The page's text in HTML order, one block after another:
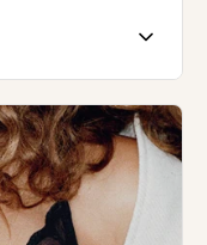
til barmen.
på
på ryggen, så
de samtidig